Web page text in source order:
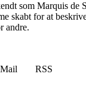
som Marquis
for at
andre.
Mail
RSS